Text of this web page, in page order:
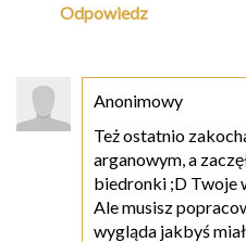
Odpowiedz
Anonimowy
Też ostatnio
arganowym, a
biedronki ;D Twoje
Ale musisz
wygląda jakbyś